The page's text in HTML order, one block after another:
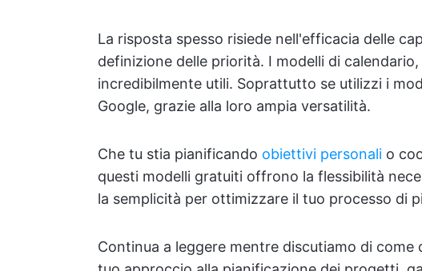
La risposta spesso risiede nell'efficacia delle
definizione delle priorità. I modelli di
incredibilmente utili. Soprattutto se utilizzi i
Google, grazie alla loro ampia versatilità.
Che tu stia pianificando obiettivi personali o
questi modelli gratuiti offrono la flessibilità
la semplicità per ottimizzare il tuo processo di
Continua a leggere mentre discutiamo di